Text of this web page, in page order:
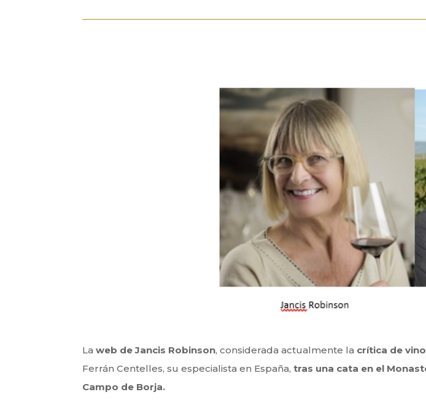
Laweb de Jancis Robinson, considerada actualmente la crítica de
Ferrán Centelles, su especialista en España,tras una cata en el
Campo de Borja.